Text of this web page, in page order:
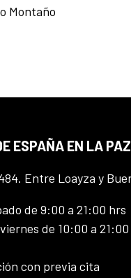
Montaño
ESPAÑA EN LA PAZ
Entre Loayza y
de 9:00 a 21:00 hrs
de 10:00 a
con previa cita